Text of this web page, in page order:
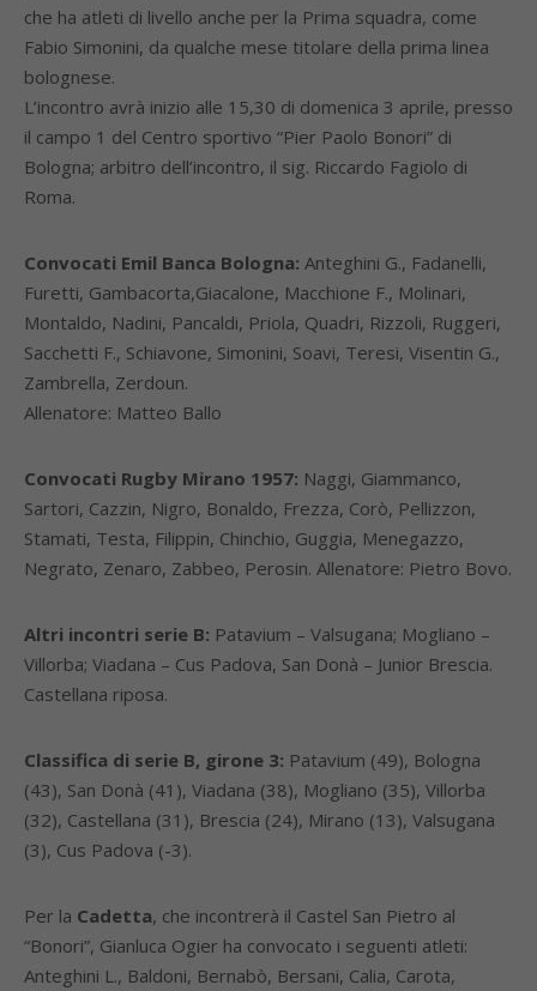
che ha atleti di livello anche per la Prima squadra, come
Fabio Simonini, da qualche mese titolare della prima linea
bolognese.
L’incontro avrà inizio alle 15,30 di domenica 3 aprile, presso
il campo 1 del Centro sportivo “Pier Paolo Bonori” di
Bologna; arbitro dell’incontro, il sig. Riccardo Fagiolo di
Roma.
Convocati Emil Banca Bologna: Anteghini G., Fadanelli,
Furetti, Gambacorta,Giacalone, Macchione F., Molinari,
Montaldo, Nadini, Pancaldi, Priola, Quadri, Rizzoli, Ruggeri,
Sacchetti F., Schiavone, Simonini, Soavi, Teresi, Visentin G.,
Zambrella, Zerdoun.
Allenatore: Matteo Ballo
Convocati Rugby Mirano 1957: Naggi, Giammanco,
Sartori, Cazzin, Nigro, Bonaldo, Frezza, Corò, Pellizzon,
Stamati, Testa, Filippin, Chinchio, Guggia, Menegazzo,
Negrato, Zenaro, Zabbeo, Perosin. Allenatore: Pietro Bovo.
Altri incontri serie B: Patavium – Valsugana; Mogliano –
Villorba; Viadana – Cus Padova, San Donà – Junior Brescia.
Castellana riposa.
Classifica di serie B, girone 3: Patavium (49), Bologna
(43), San Donà (41), Viadana (38), Mogliano (35), Villorba
(32), Castellana (31), Brescia (24), Mirano (13), Valsugana
(3), Cus Padova (-3).
Per la Cadetta, che incontrerà il Castel San Pietro al
“Bonori”, Gianluca Ogier ha convocato i seguenti atleti:
Anteghini L., Baldoni, Bernabò, Bersani, Calia, Carota,